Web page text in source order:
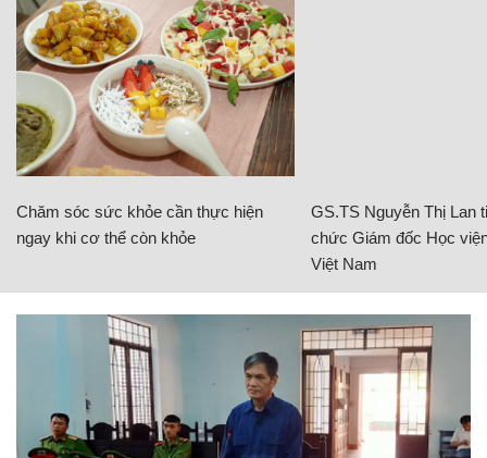
Chăm sóc sức khỏe cần thực hiện
ngay khi cơ thể còn khỏe
GS.TS Nguyễn Thị Lan
chức Giám đốc Học
Việt Nam